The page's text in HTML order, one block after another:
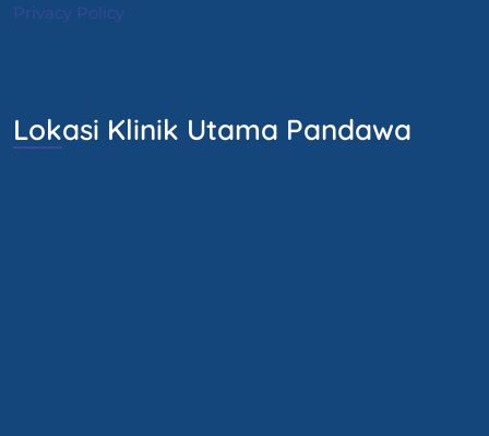
Privacy Policy
Lokasi Klinik Utama Pandawa